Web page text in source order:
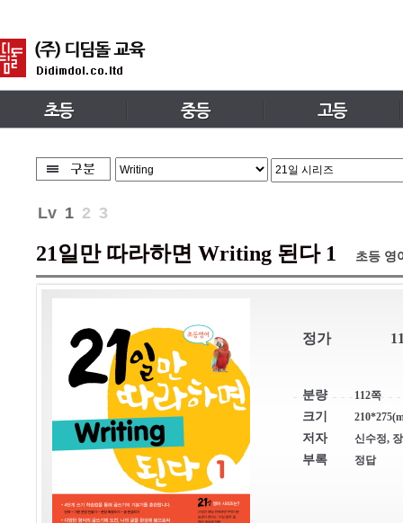
Lv 1 2 3
21일만 따라하면 Writing 된다 1 초등 영
정가
분량 112쪽
크기
저자 신수정,
부록 정답